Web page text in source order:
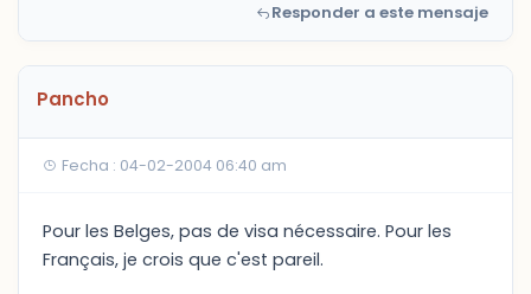
Responder a este mensaje
Pancho
Fecha : 04-02-2004 06:40 am
Pour les Belges, pas de visa nécessaire. Pour les
Français, je crois que c'est pareil.